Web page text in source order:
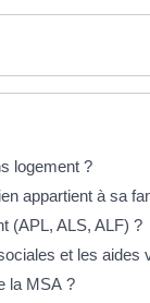
logement ?
appartient à sa
(APL, ALS, ALF) ?
et les aides
la MSA ?